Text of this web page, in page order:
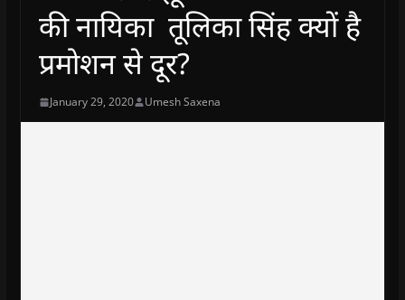
की नायिका तूलिका सिंह क्यों है
प्रमोशन से दूर?
January 29, 2020 Umesh Saxena